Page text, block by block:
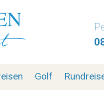
Golf